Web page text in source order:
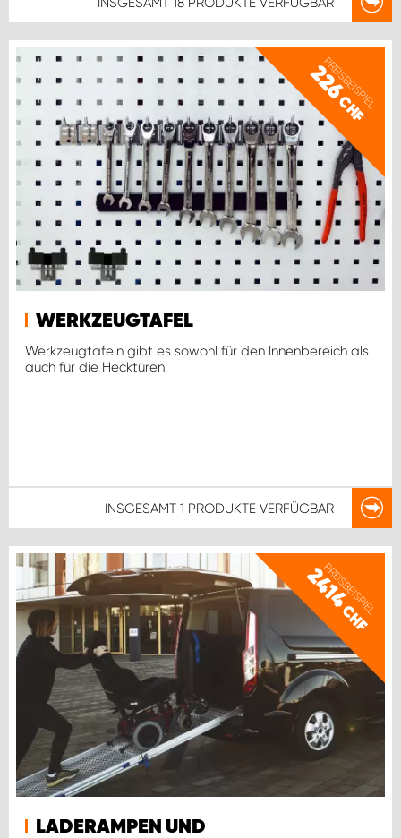
PREISBEISPIEL
226
CHF
WERKZEUGTAFEL
Werkzeugtafeln gibt es sowohl für den Innenbereich als
auch für die Hecktüren.
INSGESAMT 1 PRODUKTE VERFÜGBAR
PREISBEISPIEL
2414
CHF
LADERAMPEN UND